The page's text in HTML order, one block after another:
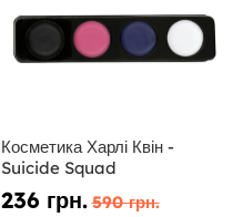
Косметика Харлі Квін -
Suicide Squad
236 грн. 590 грн.